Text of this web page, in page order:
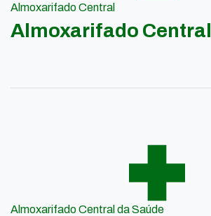
Almoxarifado Central
Almoxarifado Central
Almoxarifado Central da Saúde